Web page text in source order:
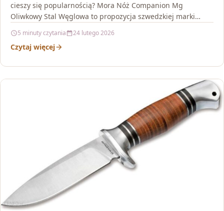
cieszy się popularnością? Mora Nóż Companion Mg
Oliwkowy Stal Węglowa to propozycja szwedzkiej marki
5 minuty czytania 24 lutego 2026
Czytaj więcej